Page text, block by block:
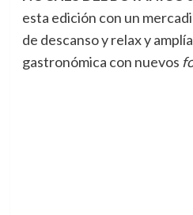
esta edición con un
de descanso y relax y
gastronómica con nuevos